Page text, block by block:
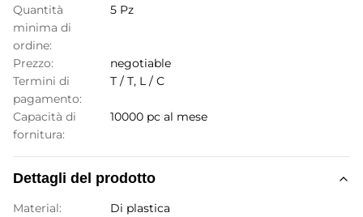
Quantità
minima di
ordine:
5 Pz
Prezzo:
negotiable
Termini di
pagamento:
T / T, L / C
Capacità di
fornitura:
10000 pc al mese
Dettagli del prodotto
Material:
Di plastica